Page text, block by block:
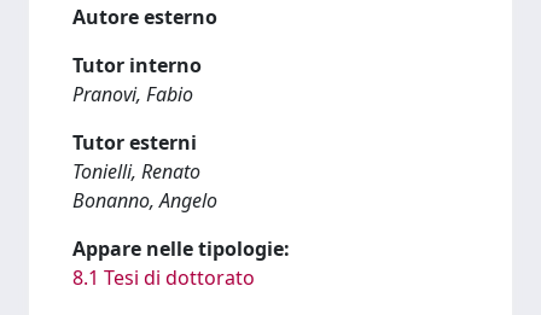
Autore esterno
Tutor interno
Pranovi, Fabio
Tutor esterni
Tonielli, Renato
Bonanno, Angelo
Appare nelle tipologie:
8.1 Tesi di dottorato